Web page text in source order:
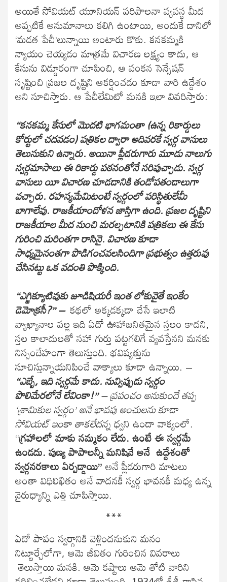
అయితే సోవియట్ యూనియన్ పరిపాలనా వ్యవస్థ మీద
అప్పటికే అనుమానాలు కలిగి ఉంటాయి, అందుకే దానిలో
‘మడత పేచీ’లున్నాయి అంటారు కొకు. కనకమ్మకి
న్యాయం చెయ్యడం మాత్రమే విచారణ లక్ష్యం కాదు, ఆ
కేసును విడ్డూరంగా చూపించి, ఆ వంకన సెన్సేషన్
సృష్టించి ప్రజల దృష్టిని ఆకర్షించడం కూడా వారి ఉద్దేశం
అని సూచిస్తారు. ఆ పేచీలేమిటో మనకి ఇలా వివరిస్తారు:
“కనకమ్మ కేసులో మొదటి భాగమంతా (ఉన్న రికార్డులు
కోర్టులో చదవడం) పత్రికల ద్వారా అదివరకే స్వర్గ వాసులు
తెలుసుకుని ఉన్నారు. అయినా ప్లీడరుగారు మూడు నాలుగు
స్వర్గమాసాలు ఈ రికార్డు పఠనంతోనే సరిపుచ్చాడు. స్వర్గ
వాసులు యీ విచారణ చూడడానికి తండోపతండాలుగా
వచ్చారు. రహస్యమేమిటంటే స్వర్గంలో పరిస్థితులేమీ
బాగాలేవు. రాజకీయాందోళన జాస్తిగా ఉంది. ప్రజల దృష్టిని
రాజకీయాల మీద నుంచి మరల్చటానికి పత్రికలు ఈ కేసు
గురించి మరింతగా రాసినై. విచారణ కూడా
సాధ్యమైనంతగా పొడిగంచవలసిందిగా ప్రభుత్వం ఉత్తరువు
చేసినట్టు ఒక వదంతి పొక్కింది.
“ఎగ్జిక్యూటివుకు జూడిషియరీ ఇంత లోకువైతే ఇంకేం
డెమోక్రసీ?” – కథలో అక్కడక్కడా చేసే ఇలాటి
వ్యాఖ్యానాల వల్ల ఇది ఏదో ఊహాజనితమైన స్తలం కాదని,
స్తల కాలాదులతో సహా గుర్తు పట్టగలిగే వ్యవస్తేనని మనకు
నిస్సందేహంగా తెలుస్తుంది. భవిష్యత్తును
సూచిస్తున్నాయనిపించే వాక్యాలు కూడా ఉన్నాయి. –
“ఎబ్బే, ఇది స్వర్గమే కాదు. నువ్విప్పుడు స్వర్గం
పొలిమేరలోనే లేవింకా!”– ప్రపంచం అనుకుందే తప్ప
‘శ్రామికుల స్వర్గం’ అనే భావపు అంచులను కూడా
సోవియట్ ఇంకా తాకలేదన్నధ్వని ఉందా వాక్యంలో.
“గ్రహాలలో మాకు నమ్మకం లేదు. ఉంటే ఈ స్వర్గమే
ఉండదు. పుణ్య పాపాలన్నీ మనిషివే అనే ఉద్దేశంతో
స్వర్గనరకాలు ఏర్పడ్డాయి”అనే ప్లీడరుగారి మాటలు
అంతా విధిలిఖితం అనే వాదనకీ స్వర్గ భావనకీ మధ్య ఉన్న
వైరుధ్యాన్ని ఎత్తి చూపిస్తాయి.
***
ఏదో పాపం స్వర్గానికి వెళ్లిందనుకుని మనం
నిట్టూర్చేలోగా, ఆమె జీవితం గురించిన వివరాలు
తెలుస్తాయి మనకి. ఆమె కష్టాలు ఆమె తోటి వారిని